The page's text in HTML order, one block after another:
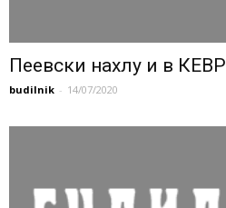
Пеевски нахлу и в КЕВР
budilnik - 14/07/2020